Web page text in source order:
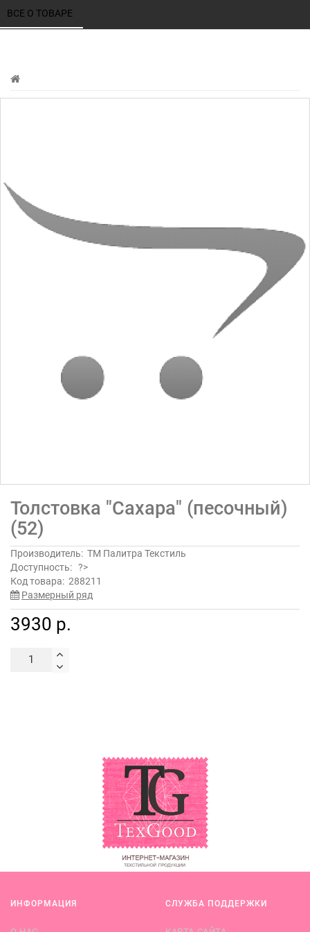
ВСЕ О ТОВАРЕ
Толстовка "Сахара" (песочный)
(52)
Производитель: ТМ Палитра Текстиль
Доступность: ?>
Код товара: 288211
Размерный ряд
3930 р.
ИНФОРМАЦИЯ СЛУЖБА ПОДДЕРЖКИ